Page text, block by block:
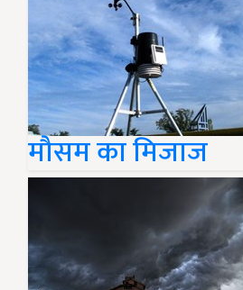
मौसम का मिजाज